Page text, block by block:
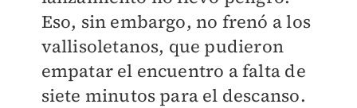
Eso, sin embargo, no frenó a los
vallisoletanos, que pudieron
empatar el encuentro a falta de
siete minutos para el descanso.